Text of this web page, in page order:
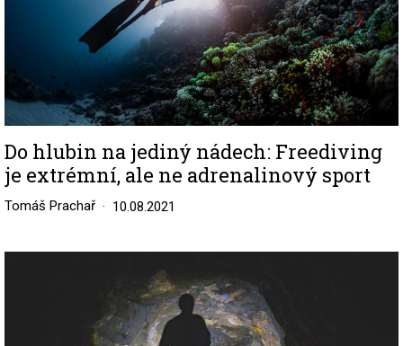
Do hlubin na jediný nádech: Freediving
je extrémní, ale ne adrenalinový sport
Tomáš Prachař 10.08.2021